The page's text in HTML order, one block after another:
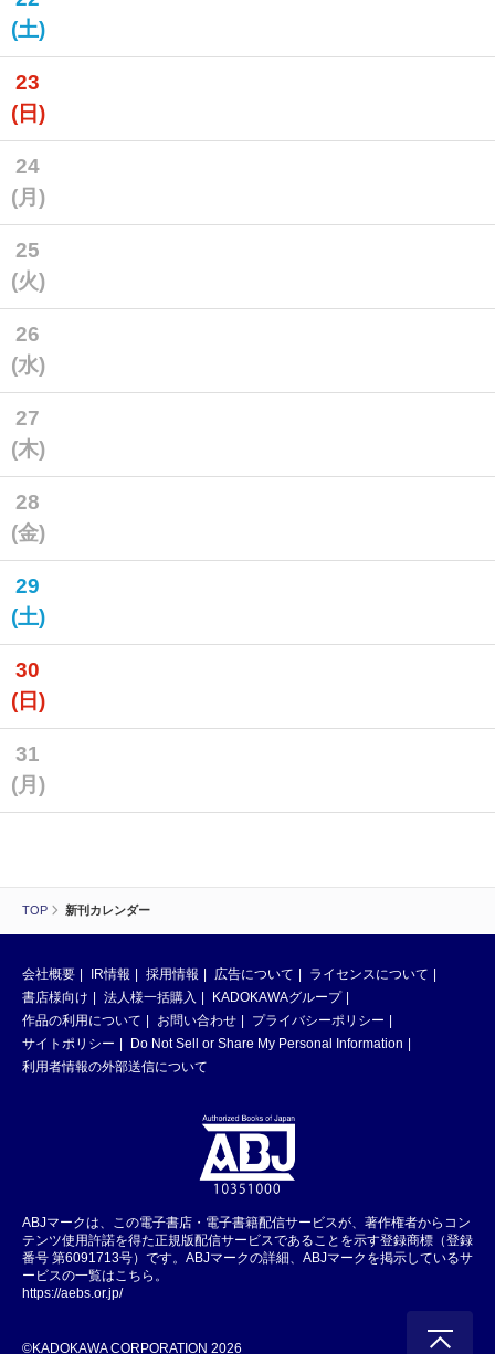
TOP 新刊カレンダー
(土)
23
(日)
24
(月)
25
(火)
26
(水)
27
(木)
28
(金)
29
(土)
30
(日)
31
(月)
会社概要 IR情報 採用情報 広告について
ライセンスについて
書店様向け
法人様一括購入
KADOKAWAグループ
作品の利用について
お問い合わせ
プライバシーポリシー
サイトポリシー
Do Not Sell or Share My Personal Information
利用者情報の外部送信について
ABJマークは、この電子書店・電子書籍配信サービスが、著作権者からコン
テンツ使用許諾を得た正規版配信サービスであることを示す登録商標（登録
番号 第6091713号）です。ABJマークの詳細、ABJマークを掲示しているサ
ービスの一覧はこちら。
https://aebs.or.jp/
©KADOKAWA CORPORATION 2026